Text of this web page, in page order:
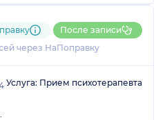
через НаПоправку
После записи
Услуга: Прием психотерапевта